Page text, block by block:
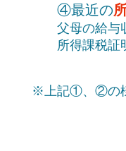
④最近の
父母の給与
所得課税証
※上記①、②の様